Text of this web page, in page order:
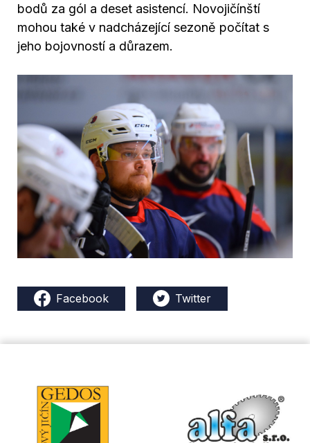
bodů za gól a deset asistencí. Novojičínští
mohou také v nadcházející sezoně počítat s
jeho bojovností a důrazem.
Facebook Twitter